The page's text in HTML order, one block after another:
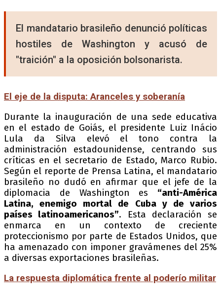
El mandatario brasileño denunció políticas
hostiles de Washington y acusó de
"traición" a la oposición bolsonarista.
El eje de la disputa: Aranceles y soberanía
Durante la inauguración de una sede educativa
en el estado de Goiás, el presidente Luiz Inácio
Lula da Silva elevó el tono contra la
administración estadounidense, centrando sus
críticas en el secretario de Estado, Marco Rubio.
Según el reporte de Prensa Latina, el mandatario
brasileño no dudó en afirmar que el jefe de la
diplomacia de Washington es “anti-América
Latina, enemigo mortal de Cuba y de varios
países latinoamericanos”. Esta declaración se
enmarca en un contexto de creciente
proteccionismo por parte de Estados Unidos, que
ha amenazado con imponer gravámenes del 25%
a diversas exportaciones brasileñas.
La respuesta diplomática frente al poderío militar